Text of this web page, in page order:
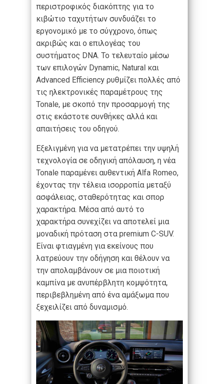
περιστροφικός διακόπτης για το
κιβώτιο ταχυτήτων συνδυάζει το
εργονομικό με το σύγχρονο, όπως
ακριβώς και ο επιλογέας του
συστήματος DNA. Το τελευταίο μέσω
των επιλογών Dynamic, Natural και
Advanced Efficiency ρυθμίζει πολλές από
τις ηλεκτρονικές παραμέτρους της
Tonale, με σκοπό την προσαρμογή της
στις εκάστοτε συνθήκες αλλά και
απαιτήσεις του οδηγού.
Εξελιγμένη για να μετατρέπει την υψηλή
τεχνολογία σε οδηγική απόλαυση, η νέα
Tonale παραμένει αυθεντική Alfa Romeo,
έχοντας την τέλεια ισορροπία μεταξύ
ασφάλειας, σταθερότητας και σπορ
χαρακτήρα. Μέσα από αυτό το
χαρακτήρα συνεχίζει να αποτελεί μια
μοναδική πρόταση στα premium C-SUV.
Είναι φτιαγμένη για εκείνους που
λατρεύουν την οδήγηση και θέλουν να
την απολαμβάνουν σε μια ποιοτική
καμπίνα με ανυπέρβλητη κομψότητα,
περιβεβλημένη από ένα αμάξωμα που
ξεχειλίζει από δυναμισμό.